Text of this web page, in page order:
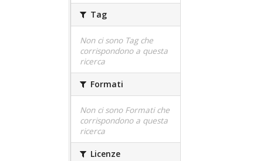
Tag
Non ci sono Tag che
corrispondono a questa
ricerca
Formati
Non ci sono Formati che
corrispondono a questa
ricerca
Licenze